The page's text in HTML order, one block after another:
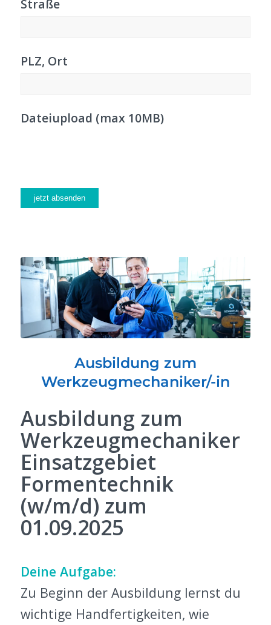
Straße
PLZ, Ort
Dateiupload (max 10MB)
Ausbildung zum
Werkzeugmechaniker/-in
Ausbildung zum
Werkzeugmechaniker
Einsatzgebiet
Formentechnik
(w/m/d) zum
01.09.2025
Deine Aufgabe:
Zu Beginn der Ausbildung lernst du
wichtige Handfertigkeiten, wie